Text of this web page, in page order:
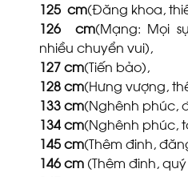
125 cm(Đăng khoa,
126
cm(Mạng: Mọi
nhiều chuyển vui),
127cm(Tiến bảo),
128cm(Hưng vượng,
133cm(Nghênh phúc,
134cm(Nghênh phúc,
145cm(Thêm đinh,
146cm (Thêm đinh,